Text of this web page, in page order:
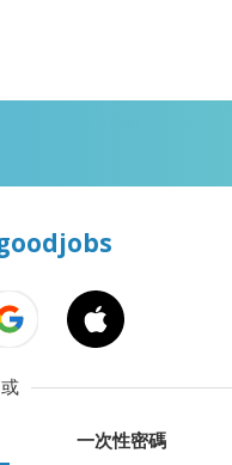
或
一次性密碼